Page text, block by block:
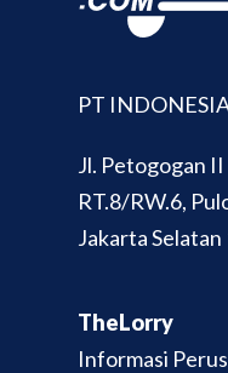
PT
Jl. Petogogan
RT.8/RW.6,
Jakarta
TheLorry
Informasi